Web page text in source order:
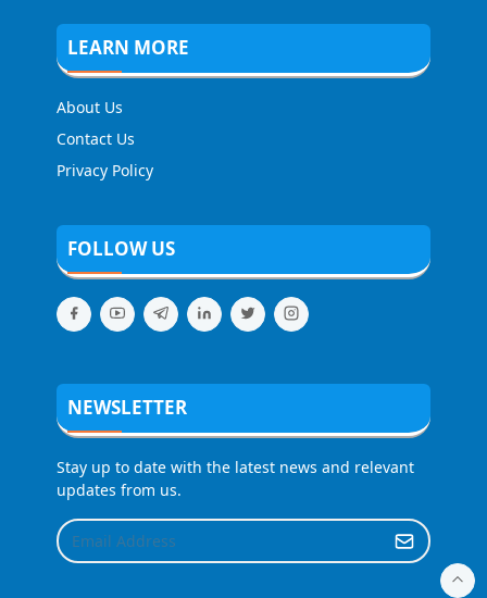
LEARN MORE
About Us
Contact Us
Privacy Policy
FOLLOW US
NEWSLETTER
Stay up to date with the latest news and relevant
updates from us.